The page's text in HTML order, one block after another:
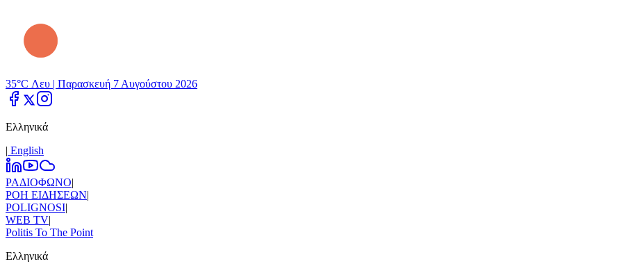
35°C Λευ | Παρασκευή 7 Αυγούστου 2026
Ελληνικά
| Εnglish
ΡΑΔΙΟΦΩΝΟ|
ΡΟΗ ΕΙΔΗΣΕΩΝ|
POLIGNOSI|
WEB TV|
Politis To The Point
Ελληνικά